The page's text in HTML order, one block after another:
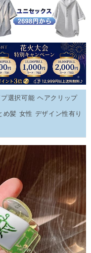
選択可能 ヘアクリップ
髪 女性 デザイン性有り